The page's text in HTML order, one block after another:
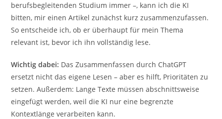
berufsbegleitenden Studium immer –, kann ich die KI
bitten, mir einen Artikel zunächst kurz zusammenzufassen.
So entscheide ich, ob er überhaupt für mein Thema
relevant ist, bevor ich ihn vollständig lese.
Wichtig dabei: Das Zusammenfassen durch ChatGPT
ersetzt nicht das eigene Lesen – aber es hilft, Prioritäten zu
setzen. Außerdem: Lange Texte müssen abschnittsweise
eingefügt werden, weil die KI nur eine begrenzte
Kontextlänge verarbeiten kann.